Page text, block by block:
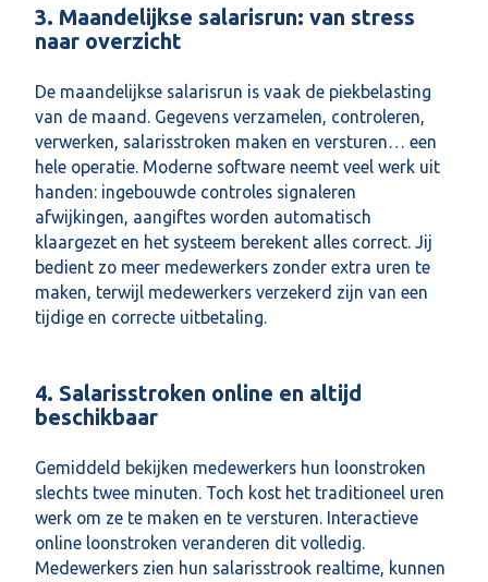
3. Maandelijkse salarisrun: van stress
naar overzicht
De maandelijkse salarisrun is vaak de piekbelasting
van de maand. Gegevens verzamelen, controleren,
verwerken, salarisstroken maken en versturen… een
hele operatie. Moderne software neemt veel werk uit
handen: ingebouwde controles signaleren
afwijkingen, aangiftes worden automatisch
klaargezet en het systeem berekent alles correct. Jij
bedient zo meer medewerkers zonder extra uren te
maken, terwijl medewerkers verzekerd zijn van een
tijdige en correcte uitbetaling.
4. Salarisstroken online en altijd
beschikbaar
Gemiddeld bekijken medewerkers hun loonstroken
slechts twee minuten. Toch kost het traditioneel uren
werk om ze te maken en te versturen. Interactieve
online loonstroken veranderen dit volledig.
Medewerkers zien hun salarisstrook realtime, kunnen